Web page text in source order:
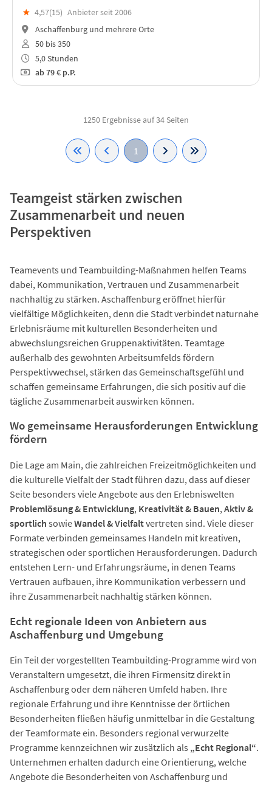
Thema Wein.
★ 4,57(15) Anbieter seit 2006
Aschaffenburg und mehrere Orte
50 bis 350
5,0 Stunden
ab79 € p.P.
1250 Ergebnisse auf 34 Seiten
1
Teamgeist stärken zwischen
Zusammenarbeit und neuen
Perspektiven
Teamevents und Teambuilding-Maßnahmen helfen Teams
dabei, Kommunikation, Vertrauen und Zusammenarbeit
nachhaltig zu stärken. Aschaffenburg eröffnet hierfür
vielfältige Möglichkeiten, denn die Stadt verbindet naturnahe
Erlebnisräume mit kulturellen Besonderheiten und
abwechslungsreichen Gruppenaktivitäten. Teamtage
außerhalb des gewohnten Arbeitsumfelds fördern
Perspektivwechsel, stärken das Gemeinschaftsgefühl und
schaffen gemeinsame Erfahrungen, die sich positiv auf die
tägliche Zusammenarbeit auswirken können.
Wo gemeinsame Herausforderungen Entwicklung
fördern
Die Lage am Main, die zahlreichen Freizeitmöglichkeiten und
die kulturelle Vielfalt der Stadt führen dazu, dass auf dieser
Seite besonders viele Angebote aus den Erlebniswelten
Problemlösung & Entwicklung, Kreativität & Bauen, Aktiv &
sportlich sowieWandel & Vielfaltvertreten sind. Viele dieser
Formate verbinden gemeinsames Handeln mit kreativen,
strategischen oder sportlichen Herausforderungen. Dadurch
entstehen Lern- und Erfahrungsräume, in denen Teams
Vertrauen aufbauen, ihre Kommunikation verbessern und
ihre Zusammenarbeit nachhaltig stärken können.
Echt regionale Ideen von Anbietern aus
Aschaffenburg und Umgebung
Ein Teil der vorgestellten Teambuilding-Programme wird von
Veranstaltern umgesetzt, die ihren Firmensitz direkt in
Aschaffenburg oder dem näheren Umfeld haben. Ihre
regionale Erfahrung und ihre Kenntnisse der örtlichen
Besonderheiten fließen häufig unmittelbar in die Gestaltung
der Teamformate ein. Besonders regional verwurzelte
Programme kennzeichnen wir zusätzlich als „Echt Regional“.
Unternehmen erhalten dadurch eine Orientierung, welche
Angebote die Besonderheiten von Aschaffenburg und